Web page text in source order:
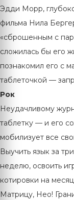
Эдди Морр,
фильма Нила
«сброшенным с
сложилась бы его
познакомил его с
таблеточкой —
Рок
Неудачливому
таблетку — и его
мобилизует все
Выучить язык за
неделю, освоить
котировки на
Матрицу, Нео!